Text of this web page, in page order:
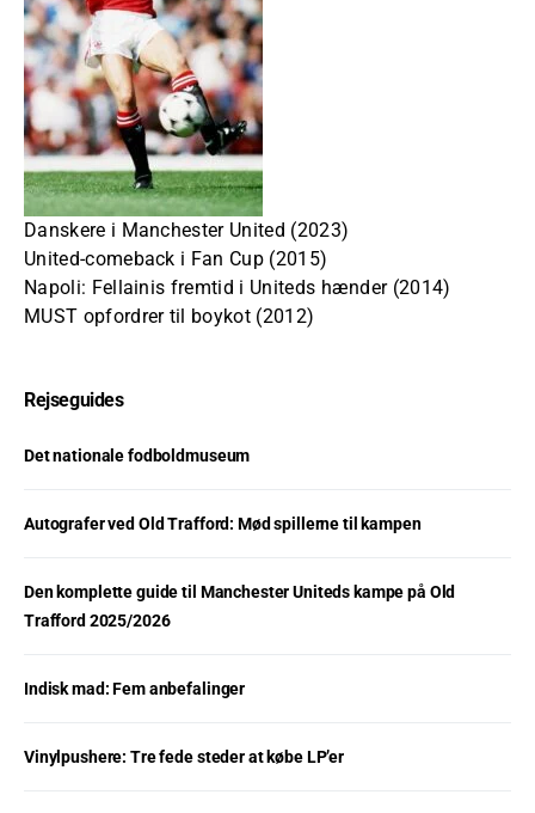
Danskere i Manchester United (2023)
United-comeback i Fan Cup (2015)
Napoli: Fellainis fremtid i Uniteds hænder (2014)
MUST opfordrer til boykot (2012)
Rejseguides
Det nationale fodboldmuseum
Autografer ved Old Trafford: Mød spillerne til kampen
Den komplette guide til Manchester Uniteds kampe på Old
Trafford 2025/2026
Indisk mad: Fem anbefalinger
Vinylpushere: Tre fede steder at købe LP’er